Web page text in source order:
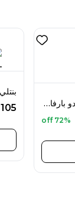
105 روبرتو كافالي فلورنس أو دو بارفان 50 مل للنساء
72% off